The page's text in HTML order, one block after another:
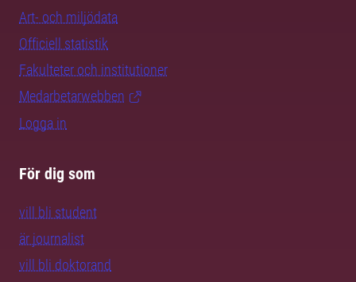
Art- och miljödata
Officiell statistik
Fakulteter och institutioner
Medarbetarwebben
Logga in
För dig som
vill bli student
är journalist
vill bli doktorand